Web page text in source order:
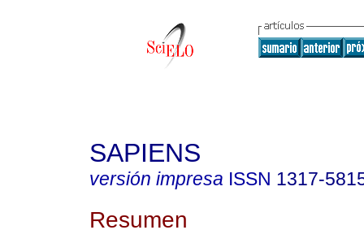
SAPIENS
versión impresa ISSN 1317-
Resumen